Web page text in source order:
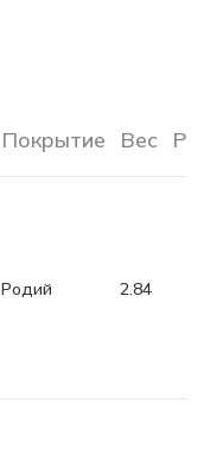
Покрытие Вес
Родий 2.84